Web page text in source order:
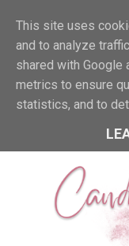
This site uses
and to analyze
shared with Google
metrics to ensure
statistics, and to